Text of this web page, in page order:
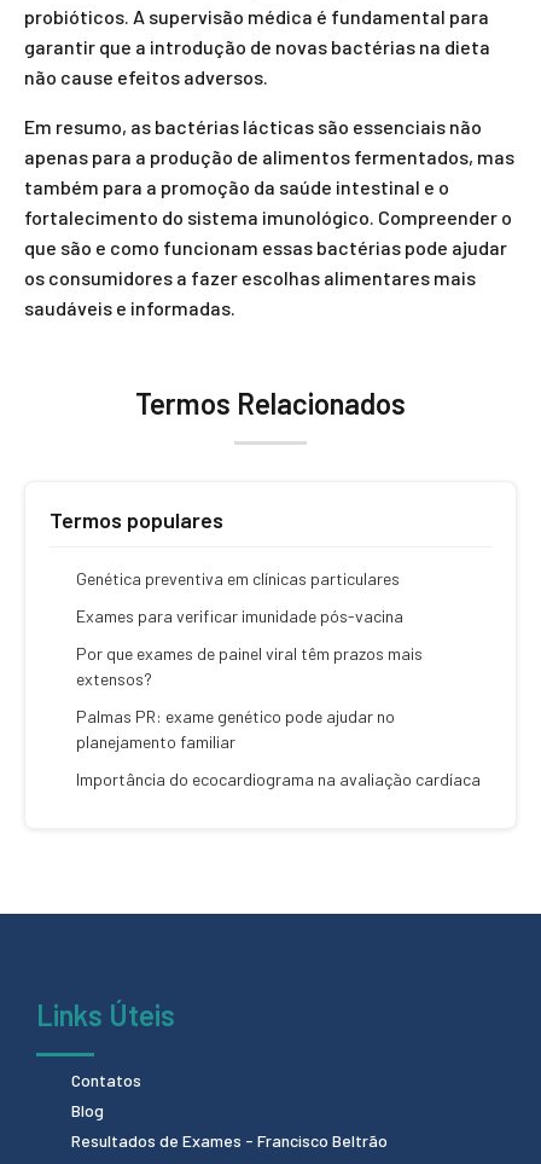
probióticos. A supervisão médica é fundamental para
garantir que a introdução de novas bactérias na dieta
não cause efeitos adversos.
Em resumo, as bactérias lácticas são essenciais não
apenas para a produção de alimentos fermentados, mas
também para a promoção da saúde intestinal e o
fortalecimento do sistema imunológico. Compreender o
que são e como funcionam essas bactérias pode ajudar
os consumidores a fazer escolhas alimentares mais
saudáveis e informadas.
Termos Relacionados
Termos populares
Genética preventiva em clínicas particulares
Exames para verificar imunidade pós-vacina
Por que exames de painel viral têm prazos mais
extensos?
Palmas PR: exame genético pode ajudar no
planejamento familiar
Importância do ecocardiograma na avaliação cardíaca
Links Úteis
Contatos
Blog
Resultados de Exames - Francisco Beltrão